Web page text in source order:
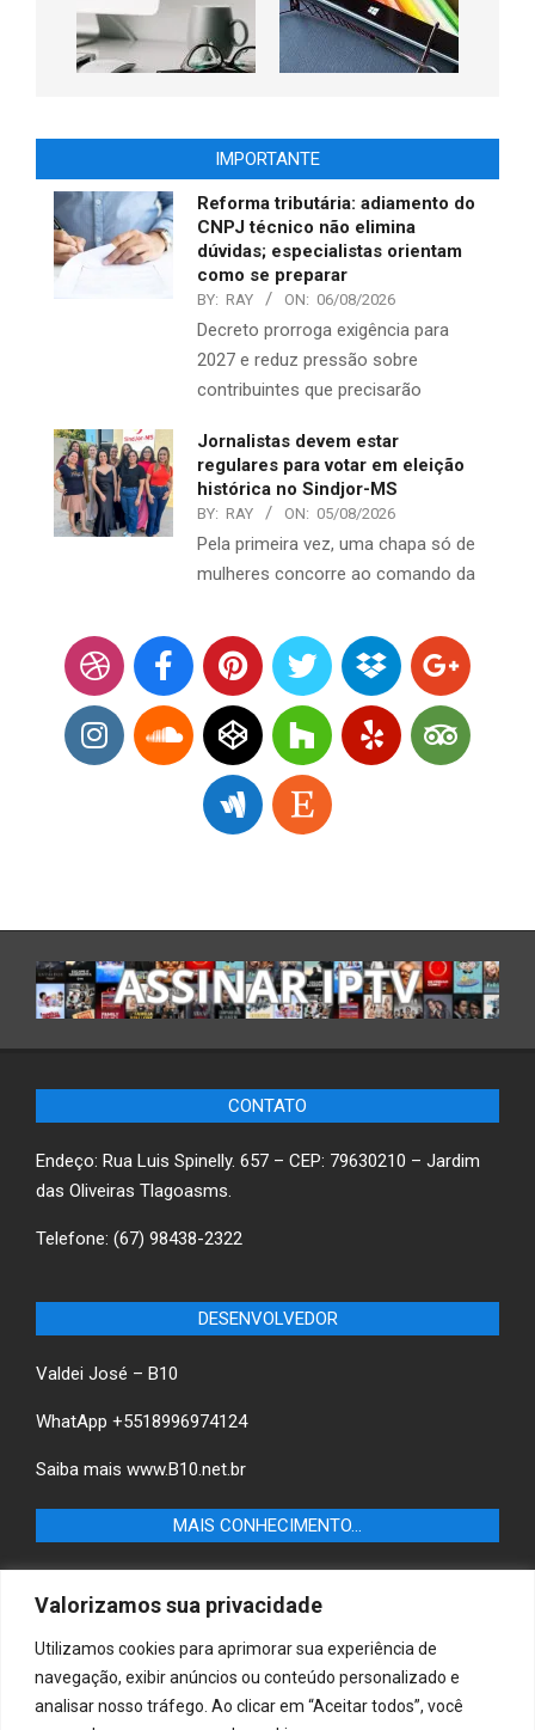
Valorizamos sua privacidade
Utilizamos cookies para aprimorar sua experiência de
navegação, exibir anúncios ou conteúdo personalizado e
analisar nosso tráfego. Ao clicar em “Aceitar todos”, você
IMPORTANTE
Reforma tributária: adiamento do
CNPJ técnico não elimina
dúvidas; especialistas orientam
como se preparar
BY: RAY ON: 06/08/2026
Decreto prorroga exigência para
2027 e reduz pressão sobre
contribuintes que precisarão
Jornalistas devem estar
regulares para votar em eleição
histórica no Sindjor-MS
BY: RAY ON: 05/08/2026
Pela primeira vez, uma chapa só de
mulheres concorre ao comando da
CONTATO
Endeço: Rua Luis Spinelly. 657 – CEP: 79630210 – Jardim
das Oliveiras Tlagoasms.
Telefone: (67) 98438-2322
DESENVOLVEDOR
Valdei José – B10
WhatApp +5518996974124
Saiba mais www.B10.net.br
MAIS CONHECIMENTO…
Castilho-SP e descubra as melhores empresas e serviços
locais.
B10 Brasil – Informação e Poder